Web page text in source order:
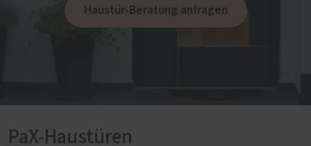
Haustür-Beratung anfragen
PaX-Haustüren